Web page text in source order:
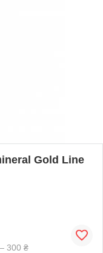
Gold Line
300 ₴